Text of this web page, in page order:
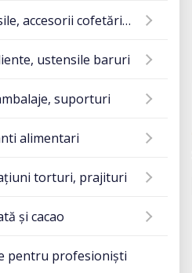
accesorii cofetărie și gatit
ustensile baruri
suporturi
alimentari
torturi, prajituri
și cacao
pentru profesioniști